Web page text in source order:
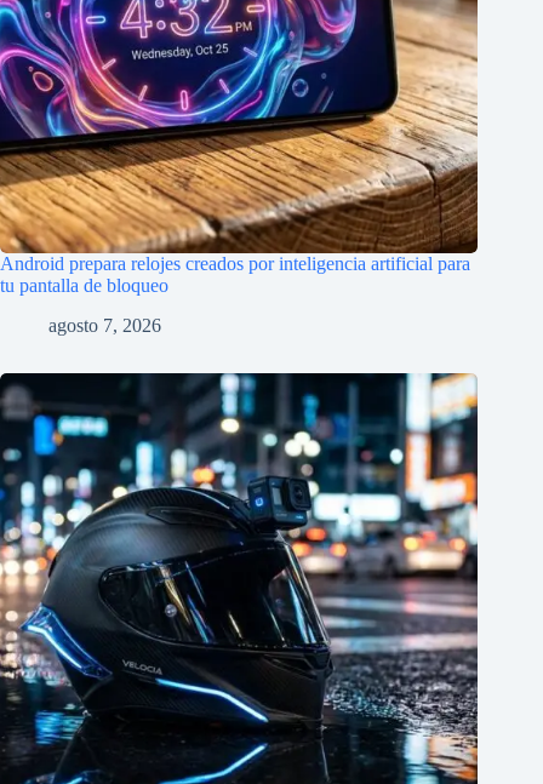
Android prepara relojes creados por inteligencia artificial para
tu pantalla de bloqueo
agosto 7, 2026